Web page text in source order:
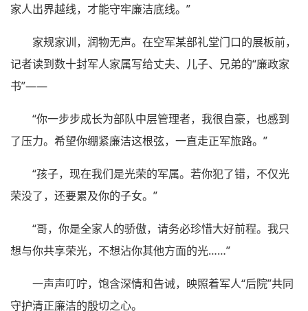
家人出界越线，才能守牢廉洁底线。”
家规家训，润物无声。在空军某部礼堂门口的展板前，
记者读到数十封军人家属写给丈夫、儿子、兄弟的“廉政家
书”——
“你一步步成长为部队中层管理者，我很自豪，也感到
了压力。希望你绷紧廉洁这根弦，一直走正军旅路。”
“孩子，现在我们是光荣的军属。若你犯了错，不仅光
荣没了，还要累及你的子女。”
“哥，你是全家人的骄傲，请务必珍惜大好前程。我只
想与你共享荣光，不想沾你其他方面的光……”
一声声叮咛，饱含深情和告诫，映照着军人“后院”共同
守护清正廉洁的殷切之心。